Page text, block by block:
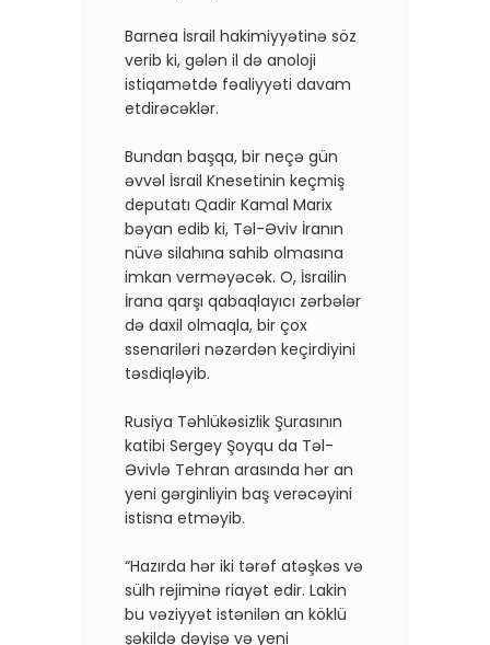
Barnea İsrail hakimiyyətinə söz
verib ki, gələn il də anoloji
istiqamətdə fəaliyyəti davam
etdirəcəklər.
Bundan başqa, bir neçə gün
əvvəl İsrail Knesetinin keçmiş
deputatı Qadir Kamal Marix
bəyan edib ki, Təl-Əviv İranın
nüvə silahına sahib olmasına
imkan verməyəcək. O, İsrailin
İrana qarşı qabaqlayıcı zərbələr
də daxil olmaqla, bir çox
ssenariləri nəzərdən keçirdiyini
təsdiqləyib.
Rusiya Təhlükəsizlik Şurasının
katibi Sergey Şoyqu da Təl-
Əvivlə Tehran arasında hər an
yeni gərginliyin baş verəcəyini
istisna etməyib.
“Hazırda hər iki tərəf atəşkəs və
sülh rejiminə riayət edir. Lakin
bu vəziyyət istənilən an köklü
şəkildə dəyişə və yeni